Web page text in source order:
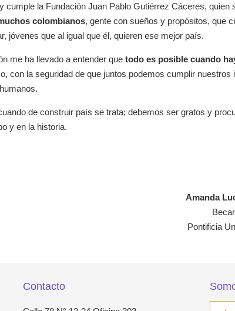
cumple la Fundación Juan Pablo Gutiérrez Cáceres, quien
colombianos, gente con sueños y propósitos, que
jóvenes que al igual que él, quieren ese mejor país.
me ha llevado a entender quetodo es posible cuando
con la seguridad de que juntos podemos cumplir nuestros
de construir país se trata; debemos ser gratos y
y en la historia.
Amanda
Pontificia
Contacto